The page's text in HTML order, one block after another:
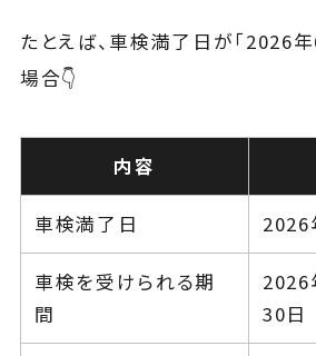
たとえば、車検満了日が「2026
場合👇
内容
車検満了日 2026
車検を受けられる期
間
2026
30日